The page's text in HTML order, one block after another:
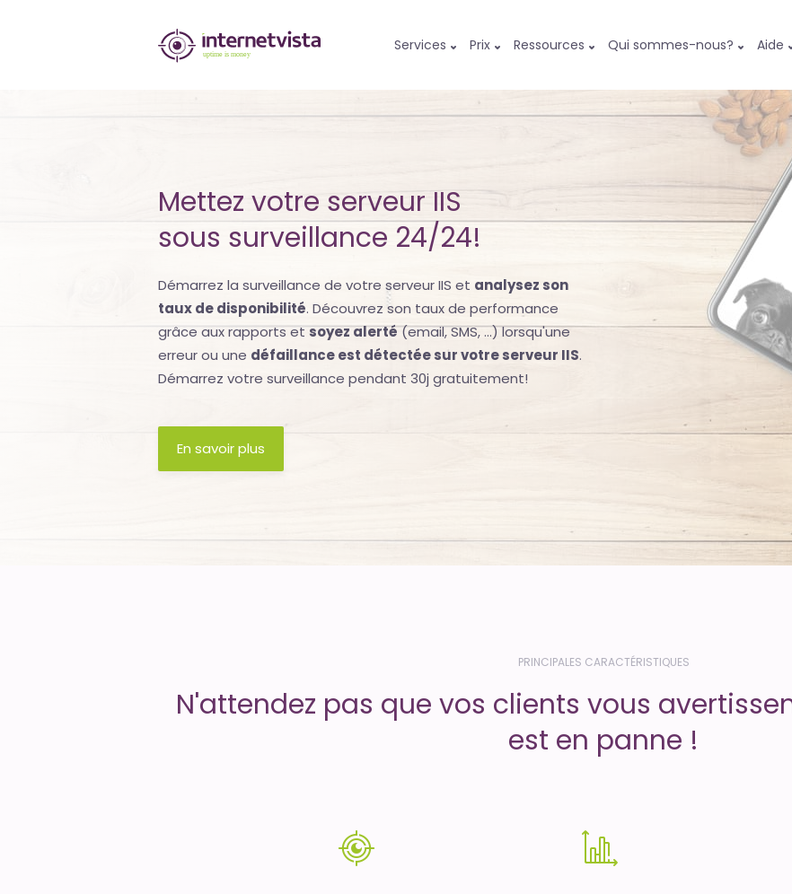
internetvista
de
site
web
et
de
services
Uptime
is
Services Prix Ressources Qui sommes-nous? Aide
Mettez votre serveur IIS
sous surveillance 24/24!
Démarrez la surveillance de votre serveur IIS et analysez son
taux de disponibilité. Découvrez son taux de performance
grâce aux rapports etsoyez alerté(email, SMS, ...) lorsqu'une
erreur ou une défaillance est détectée sur votre serveur IIS.
Démarrez votre surveillance pendant 30j gratuitement!
En savoir plus
PRINCIPALES CARACTÉRISTIQUES
N'attendez pas que vos clients vous
est en panne !